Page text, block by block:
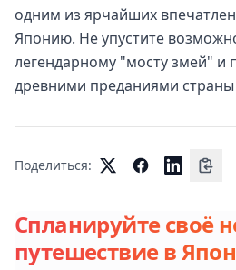
одним из ярчайших
Японию. Не упустите
легендарному "мосту змей" и
древними преданиями
Поделиться:
Спланируйте своё
путешествие в